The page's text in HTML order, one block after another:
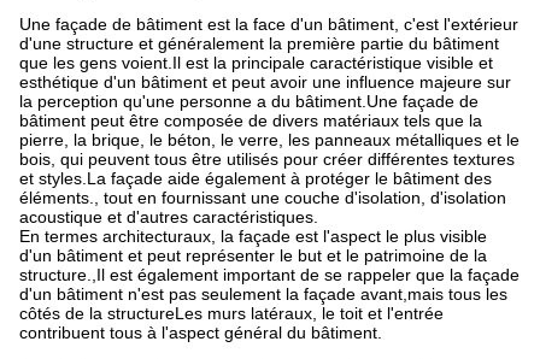
Une façade de bâtiment est la face d'un bâtiment, c'est l'extérieur
d'une structure et généralement la première partie du bâtiment
que les gens voient.Il est la principale caractéristique visible et
esthétique d'un bâtiment et peut avoir une influence majeure sur
la perception qu'une personne a du bâtiment.Une façade de
bâtiment peut être composée de divers matériaux tels que la
pierre, la brique, le béton, le verre, les panneaux métalliques et le
bois, qui peuvent tous être utilisés pour créer différentes textures
et styles.La façade aide également à protéger le bâtiment des
éléments., tout en fournissant une couche d'isolation, d'isolation
acoustique et d'autres caractéristiques.
En termes architecturaux, la façade est l'aspect le plus visible
d'un bâtiment et peut représenter le but et le patrimoine de la
structure.,Il est également important de se rappeler que la façade
d'un bâtiment n'est pas seulement la façade avant,mais tous les
côtés de la structureLes murs latéraux, le toit et l'entrée
contribuent tous à l'aspect général du bâtiment.